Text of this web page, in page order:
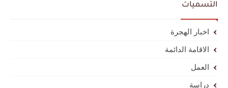
التسميات
اخبار الهجرة
الاقامة الدائمة
العمل
دراسة